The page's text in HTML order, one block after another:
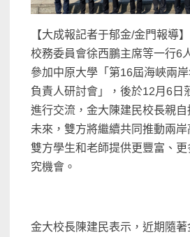
【大成報記者于郁金/金門報導
校務委員會徐西鵬主席等一行6
參加中原大學「第16屆海峽兩
負責人研討會」，後於12月6日
進行交流，金大陳建民校長親自
未來，雙方將繼續共同推動兩
雙方學生和老師提供更豐富、
究機會。
金大校長陳建民表示，近期隨